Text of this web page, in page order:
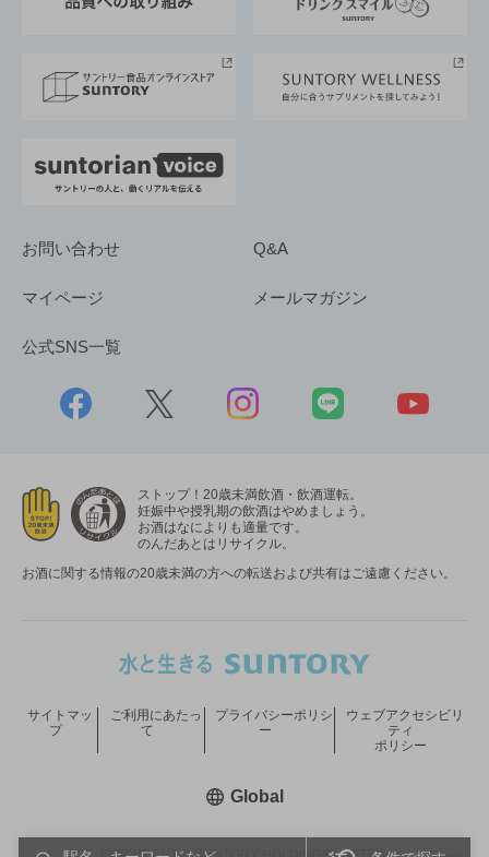
採用情報
お問い合わせ Q&A
マイページ メールマガジン
公式SNS一覧
ストップ！20歳未満飲酒・飲酒運転。
妊娠中や授乳期の飲酒はやめましょう。
お酒はなによりも適量です。
のんだあとはリサイクル。
お酒に関する情報の20歳未満の方への転送および共有はご遠慮ください。
サイトマッ
プ
ご利用にあたっ
て
プライバシーポリシ
ー
ウェブアクセシビリ
ティ
ポリシー
Global新しいウィンドウで開く